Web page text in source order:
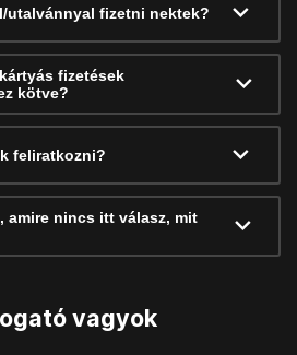
utalvánnyal fizetni nektek?
fizetések
kötve?
feliratkozni?
amire nincs itt válasz, mit
vagyok